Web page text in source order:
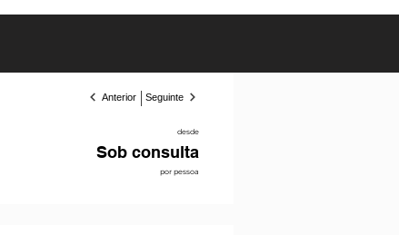
Seguinte
Anterior
desde
Sob consulta
por pessoa